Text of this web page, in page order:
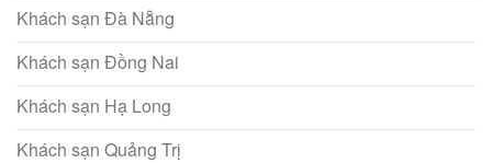
Khách sạn Đà Nẵng
Khách sạn Đồng Nai
Khách sạn Hạ Long
Khách sạn Quảng Trị